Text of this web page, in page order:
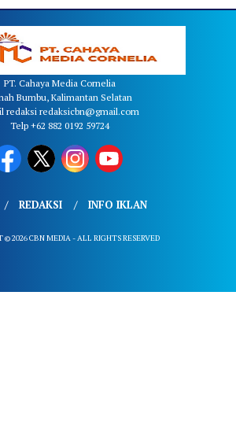
PT. Cahaya Media Cornelia
Bumbu, Kalimantan Selatan
redaksi redaksicbn@gmail.com
Telp +62 882 0192 59724
REDAKSI INFO IKLAN
© 2026 CBN MEDIA - ALL RIGHTS RESERVED